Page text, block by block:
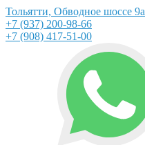
Тольятти, Обводное шоссе 9а
+7 (937) 200-98-66
+7 (908) 417-51-00